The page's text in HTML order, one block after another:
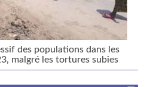
des populations dans les
malgré les tortures subies